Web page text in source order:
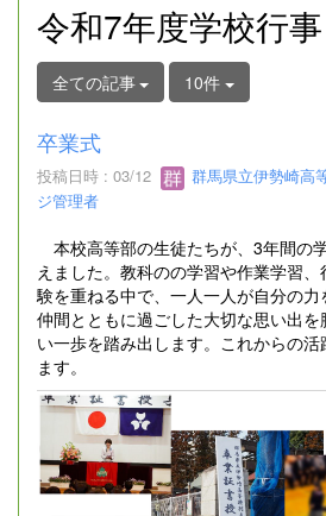
令和7年度学校行事
全ての記事 10件
卒業式
投稿日時 : 03/12
群馬県立伊勢崎高
ジ管理者
本校高等部の生徒たちが、3年間の
えました。教科のの学習や作業学習
験を重ねる中で、一人一人が自分の力
仲間とともに過ごした大切な思い出
い一歩を踏み出します。これからの
ます。